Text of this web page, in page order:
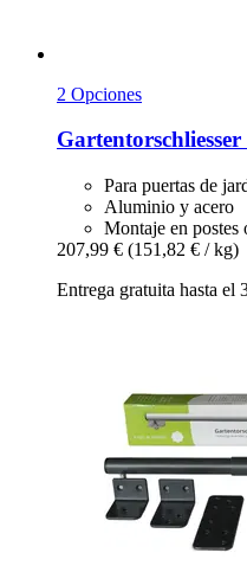
2 Opciones
Gartentorschliesser
Para puertas de
Aluminio y acero
Montaje en postes
207,99 € (151,82 € / kg)
Entrega gratuita hasta el